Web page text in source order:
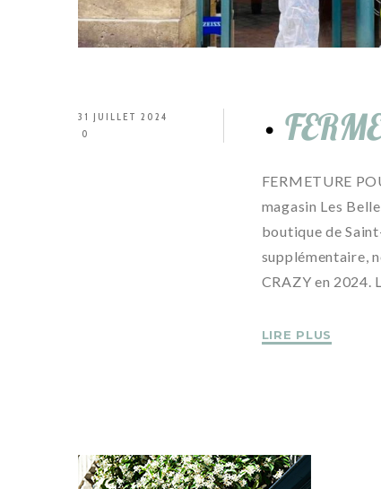
31 JUILLET 2024
0
FERMETURE
magasin Les
boutique de
supplémentaire,
CRAZY en 2024.
LIRE PLUS